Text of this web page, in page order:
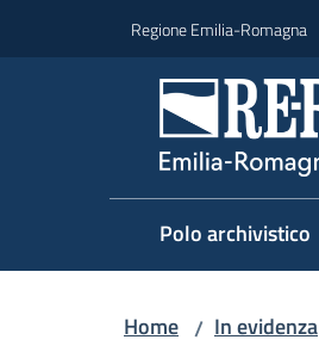
Regione Emilia-Romagna
Polo archivistico
Home / In evidenza